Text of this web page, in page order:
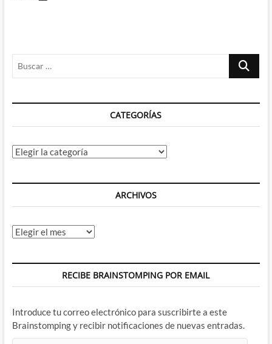
llegado,
que
costado
Buscar
CATEGORÍAS
Categorías
ARCHIVOS
Archivos
RECIBE BRAINSTOMPING POR EMAIL
Introduce tu correo electrónico para suscribirte a este
Brainstomping y recibir notificaciones de nuevas entradas.